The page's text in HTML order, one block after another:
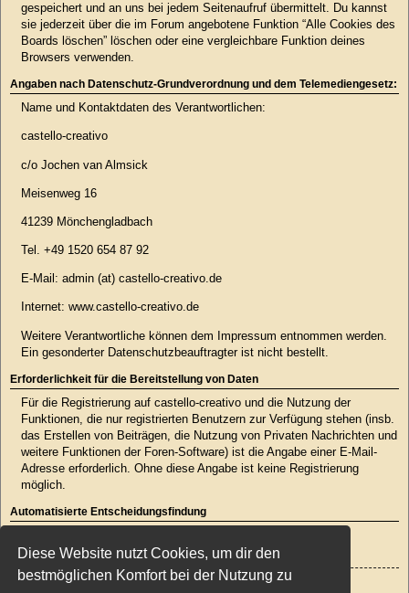
Diese Website nutzt Cookies, um dir den
bestmöglichen Komfort bei der Nutzung zu
gespeichert und an uns bei jedem Seitenaufruf übermittelt. Du kannst
sie jederzeit über die im Forum angebotene Funktion “Alle Cookies des
Boards löschen” löschen oder eine vergleichbare Funktion deines
Browsers verwenden.
Angaben nach Datenschutz-Grundverordnung und dem Telemediengesetz:
Name und Kontaktdaten des Verantwortlichen:
castello-creativo
c/o Jochen van Almsick
Meisenweg 16
41239 Mönchengladbach
Tel. +49 1520 654 87 92
E-Mail: admin (at) castello-creativo.de
Internet: www.castello-creativo.de
Weitere Verantwortliche können dem Impressum entnommen werden.
Ein gesonderter Datenschutzbeauftragter ist nicht bestellt.
Erforderlichkeit für die Bereitstellung von Daten
Für die Registrierung auf castello-creativo und die Nutzung der
Funktionen, die nur registrierten Benutzern zur Verfügung stehen (insb.
das Erstellen von Beiträgen, die Nutzung von Privaten Nachrichten und
weitere Funktionen der Foren-Software) ist die Angabe einer E-Mail-
Adresse erforderlich. Ohne diese Angabe ist keine Registrierung
möglich.
Automatisierte Entscheidungsfindung
Zurück zur Anmeldemaske